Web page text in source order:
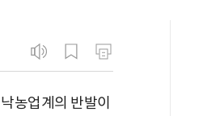
농업계의 반발이